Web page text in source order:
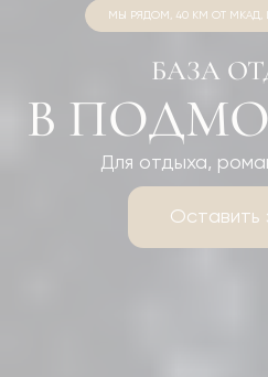
МЫ РЯДОМ, 40 КМ ОТ
БАЗА
В
Для отдыха,
Оставить